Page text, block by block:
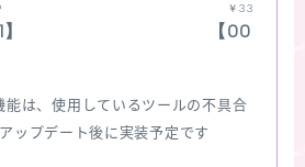
￥330
【002】
能は、使用しているツールの不具合
ップデート後に実装予定です